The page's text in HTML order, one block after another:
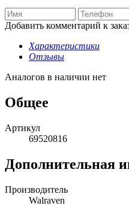
Добавить комментарий к
Характеристики
Отзывы
Аналогов в наличии нет
Общее
Артикул
69520816
Дополнительная
Производитель
Walraven